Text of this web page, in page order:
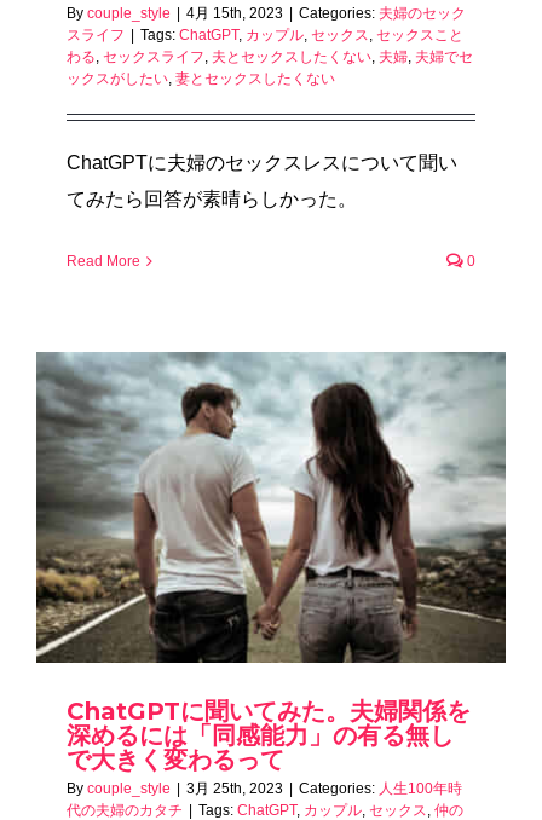
By couple_style | 4月 15th, 2023 | Categories: 夫婦のセック
スライフ | Tags: ChatGPT, カップル セックス セックスこと
わる セックスライフ 夫とセックスしたくない 夫婦 夫婦でセ
ックスがしたい 妻とセックスしたくない
ChatGPTに夫婦のセックスレスについて聞い
てみたら回答が素晴らしかった。
Read More 0
ChatGPTに聞いてみた。夫婦関係を
深めるには「同感能力」の有る無し
で大きく変わるって
By couple_style | 3月 25th, 2023 | Categories: 人生100年時
代の夫婦のカタチ | Tags: ChatGPT, カップル セックス 仲の